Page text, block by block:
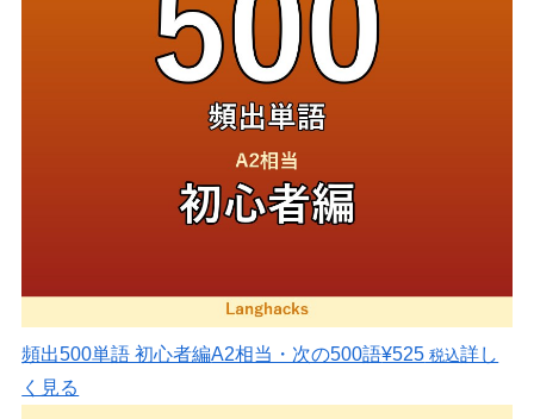
頻出500単語 初心者編A2相当・次の500語¥525 税込詳し
く見る